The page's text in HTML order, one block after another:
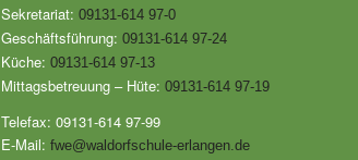
Sekretariat: 09131-614 97-0
Geschäftsführung: 09131-614 97-24
Küche: 09131-614 97-13
Mittagsbetreuung – Hüte: 09131-614 97-19
Telefax: 09131-614 97-99
E-Mail: fwe@waldorfschule-erlangen.de